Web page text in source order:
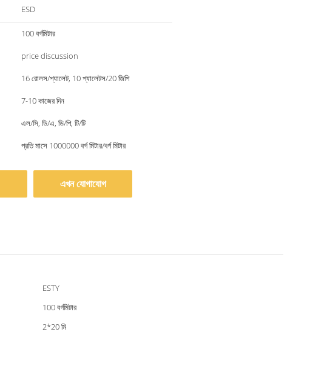
ESD
100 বর্গমিটার
price discussion
16 রোলস/প্যালেট, 10 প্যালেটস/20 জিপি
7-10 কাজের দিন
এল/সি, ডি/এ, ডি/পি, টি/টি
প্রতি মাসে 1000000 বর্গ মিটার/বর্গ মিটার
এখন যোগাযোগ
ESTY
100 বর্গমিটার
2*20 মি